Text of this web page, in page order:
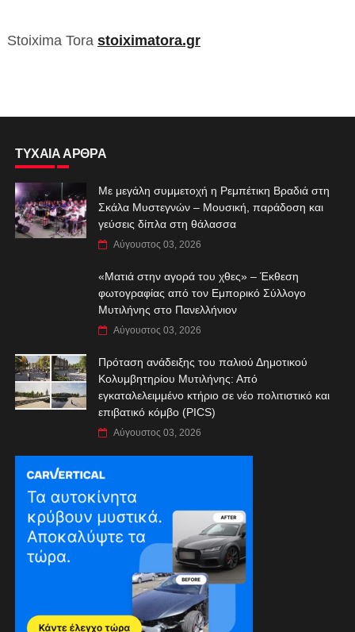
Stoixima Tora stoiximatora.gr
ΤΥΧΑΙΑ ΑΡΘΡΑ
Με μεγάλη συμμετοχή η Ρεμπέτικη Βραδιά στη
Σκάλα Μυστεγνών – Μουσική, παράδοση και
γεύσεις δίπλα στη θάλασσα
Αύγουστος 03, 2026
«Ματιά στην αγορά του χθες» – Έκθεση
φωτογραφίας από τον Εμπορικό Σύλλογο
Μυτιλήνης στο Πανελλήνιον
Αύγουστος 03, 2026
Πρόταση ανάδειξης του παλιού Δημοτικού
Κολυμβητηρίου Μυτιλήνης: Από
εγκαταλελειμμένο κτήριο σε νέο πολιτιστικό και
επιβατικό κόμβο (PICS)
Αύγουστος 03, 2026